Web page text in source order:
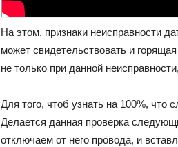
На этом, признаки неисправности
может свидетельствовать и
не только при данной
Для того, чтоб узнать на 100%,
Делается данная проверка
отключаем от него провода, и